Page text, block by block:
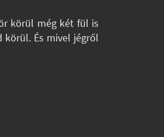
körül még két fül is
körül. És mivel jégről